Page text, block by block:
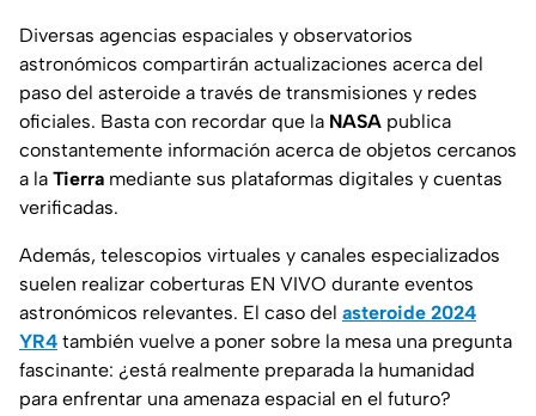
Diversas agencias espaciales y observatorios
astronómicos compartirán actualizaciones acerca del
paso del asteroide a través de transmisiones y redes
oficiales. Basta con recordar que la NASA publica
constantemente información acerca de objetos cercanos
a la Tierra mediante sus plataformas digitales y cuentas
verificadas.
Además, telescopios virtuales y canales especializados
suelen realizar coberturas EN VIVO durante eventos
astronómicos relevantes. El caso del asteroide 2024
YR4 también vuelve a poner sobre la mesa una pregunta
fascinante: ¿está realmente preparada la humanidad
para enfrentar una amenaza espacial en el futuro?